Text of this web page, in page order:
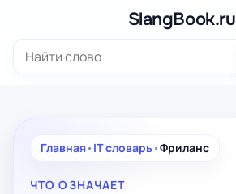
содержимому
SlangBook.ru
Поиск:
Главная• IT словарь•Фриланс
ЧТО ОЗНАЧАЕТ